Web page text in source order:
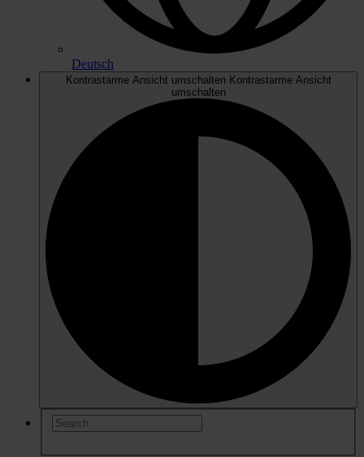
Deutsch
Kontrastarme Ansicht umschalten Kontrastarme Ansicht
umschalten